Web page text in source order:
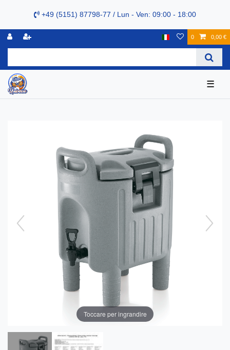
+49 (5151) 87798-77 / Lun - Ven: 09:00 - 18:00
0 0,00 €
☰
Toccare per ingrandire